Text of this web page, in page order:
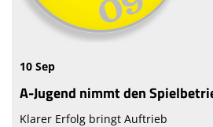
10 Sep
A-Jugend nimmt den
Klarer Erfolg bringt Auftrieb